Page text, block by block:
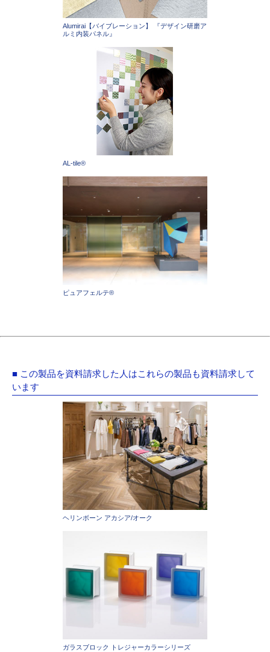
Alumirai【バイブレーション】 『デザイン研磨ア
ルミ内装パネル』
AL-tile®
ピュアフェルテ®
■ この製品を資料請求した人はこれらの製品も資料請求して
います
ヘリンボーン アカシア/オーク
ガラスブロック トレジャーカラーシリーズ